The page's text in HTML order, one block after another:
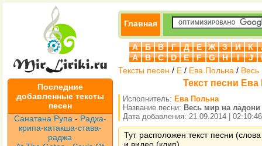
Последние
добавленные тексты
песен
Санатана Рупа - Радха-
крипа-катакша-става-
раджа
Главная
А Б В Г Д Е Ж З И К
A
B C D E F G H I J
Тексты песен / Е / Ева Польна /
Текст песни
Исполнитель: Ева Польна
Название песни: Весь мир на
Дата добавления: 21.09.2014 | 02:10:46
Тут расположен текст песни